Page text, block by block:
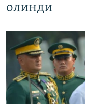
олинди